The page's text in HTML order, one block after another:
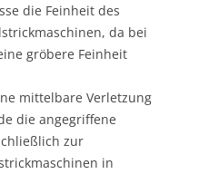
die Feinheit des
da bei
gröbere Feinheit
mittelbare Verletzung
die angegriffene
zur
in